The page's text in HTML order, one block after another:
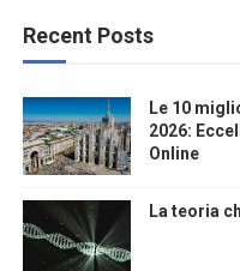
Recent Posts
Le 10
2026:
Online
La teoria